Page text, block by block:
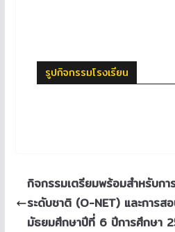
รูปกิจกรรมโรงเรียน
กิจกรรมเตรียมพร้อมสำหรับก
ระดับชาติ (O-NET) และการ
มัธยมศึกษาปีที่ 6 ปีการศึกษา